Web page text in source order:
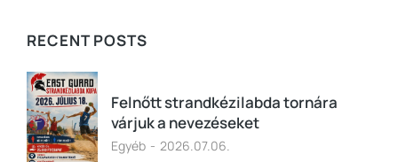
RECENT POSTS
Felnőtt strandkézilabda tornára
várjuk a nevezéseket
Egyéb 2026.07.06.